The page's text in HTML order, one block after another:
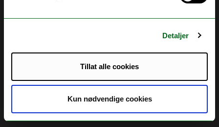
Detaljer
Tillat alle cookies
Kun nødvendige cookies
Si ifra!
Personvern ved UiT
Sikkerhet, beredskap og personvern